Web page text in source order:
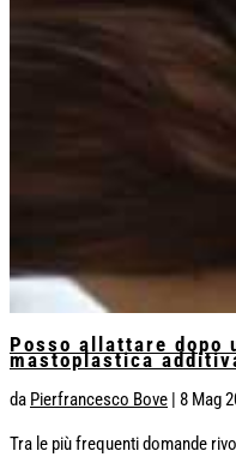
Posso allattare dopo
mastoplastica
da Pierfrancesco Bove 8 Mag
Tra le più frequenti domande